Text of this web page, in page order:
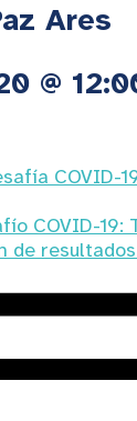
Ares
@
COVID-
COVID-19:
de resultados